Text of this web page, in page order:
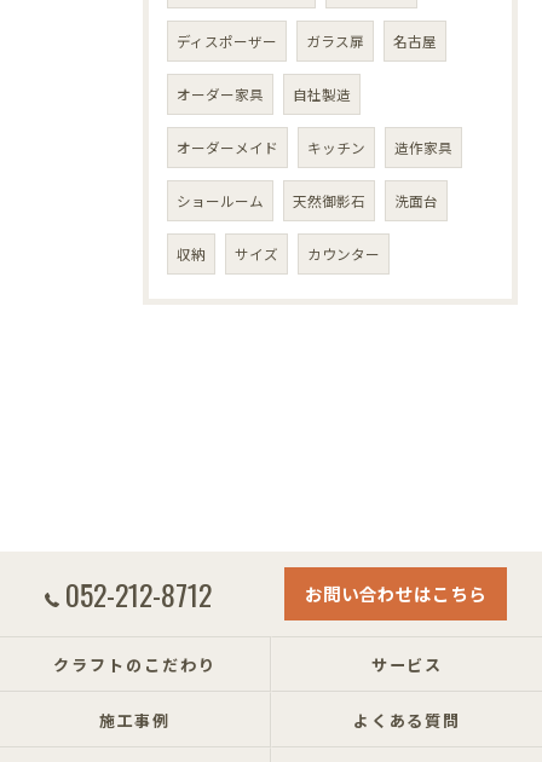
ディスポーザー ガラス扉 名古屋
オーダー家具 自社製造
オーダーメイド キッチン 造作家具
ショールーム 天然御影石 洗面台
収納 サイズ カウンター
052-212-8712 お問い合わせはこちら
クラフトのこだわり サービス
施工事例 よくある質問